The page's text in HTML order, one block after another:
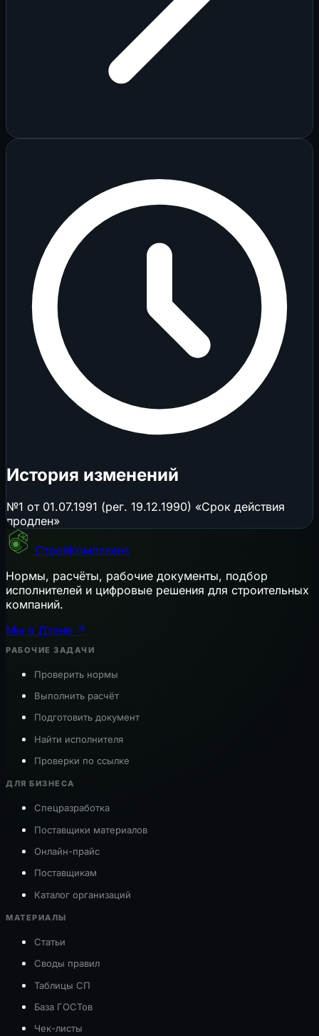
История изменений
№1 от 01.07.1991 (рег. 19.12.1990) «Срок действия
продлен»
СтройКомплаенс
Нормы, расчёты, рабочие документы, подбор
исполнителей и цифровые решения для строительных
компаний.
Мы в Дзене ↗
РАБОЧИЕ ЗАДАЧИ
Проверить нормы
Выполнить расчёт
Подготовить документ
Найти исполнителя
Проверки по ссылке
ДЛЯ БИЗНЕСА
Спецразработка
Поставщики материалов
Онлайн-прайс
Поставщикам
Каталог организаций
МАТЕРИАЛЫ
Статьи
Своды правил
Таблицы СП
База ГОСТов
Чек-листы